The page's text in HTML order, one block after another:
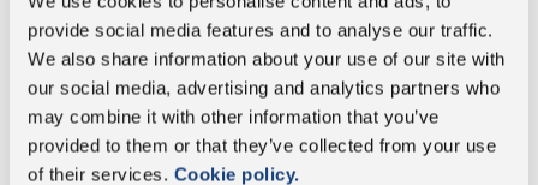
provide social media features and to analyse our traffic.
We also share information about your use of our site with
our social media, advertising and analytics partners who
may combine it with other information that you’ve
provided to them or that they’ve collected from your use
of their services. Cookie policy.
moi depuis mon enfance.
Être aujourd’hui un acteur de la chaîne de
fabrication du parmigiano reggiano est une réussite.
Ce qui est sûr, c’est que je mets de la passion dans
tout ce que je fais.“
Thomas est fier de son travail et de sa contribution à